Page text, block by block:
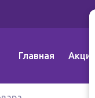
Главная Акции